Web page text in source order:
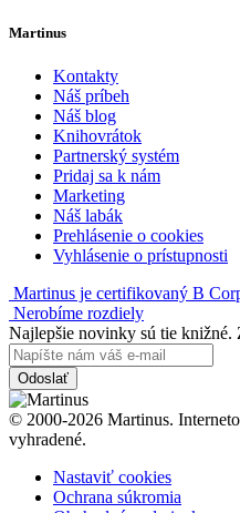
Martinus
Kontakty
Náš príbeh
Náš blog
Knihovrátok
Partnerský systém
Pridaj sa k nám
Marketing
Náš labák
Prehlásenie o cookies
Vyhlásenie o prístupnosti
Martinus je certifikovaný B
Nerobíme rozdiely
Najlepšie novinky sú tie knižné.
Odoslať
© 2000-2026 Martinus.
vyhradené.
Nastaviť cookies
Ochrana súkromia